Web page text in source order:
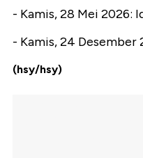
- Kamis, 28 Mei 2026:
- Kamis, 24 Desember
(hsy/hsy)